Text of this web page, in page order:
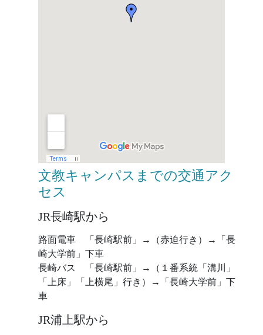
文教キャンパスまでの交通アク
セス
JR長崎駅から
路面電車 「長崎駅前」→（赤迫行き）→「長
崎大学前」下車
長崎バス 「長崎駅前」→（１番系統「溝川」
「上床」「上横尾」行き）→「長崎大学前」下
車
JR浦上駅から